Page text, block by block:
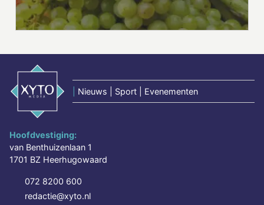
Nieuws | Sport | Evenementen
Hoofdvestiging:
van Benthuizenlaan 1
1701 BZ Heerhugowaard
072 8200 600
redactie@xyto.nl